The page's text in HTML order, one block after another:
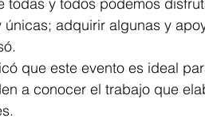
todas y todos podemos
adquirir algunas y
que este evento es ideal
a conocer el trabajo que